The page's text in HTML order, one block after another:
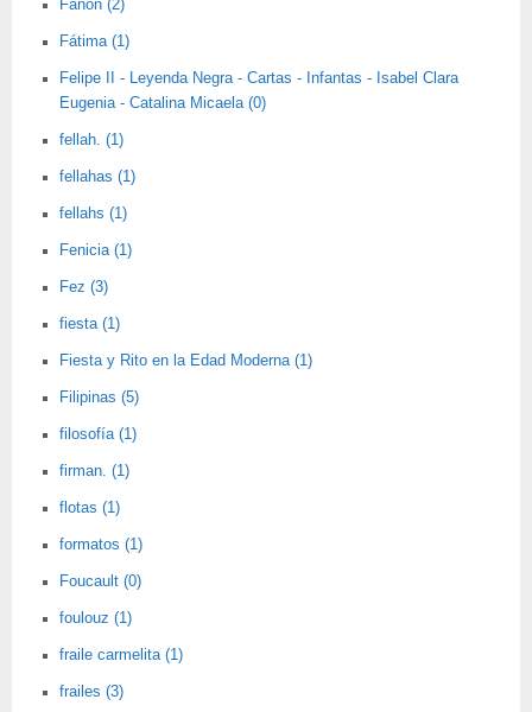
Fanon (2)
Fátima (1)
Felipe II - Leyenda Negra - Cartas - Infantas - Isabel Clara
Eugenia - Catalina Micaela (0)
fellah. (1)
fellahas (1)
fellahs (1)
Fenicia (1)
Fez (3)
fiesta (1)
Fiesta y Rito en la Edad Moderna (1)
Filipinas (5)
filosofía (1)
firman. (1)
flotas (1)
formatos (1)
Foucault (0)
foulouz (1)
fraile carmelita (1)
frailes (3)